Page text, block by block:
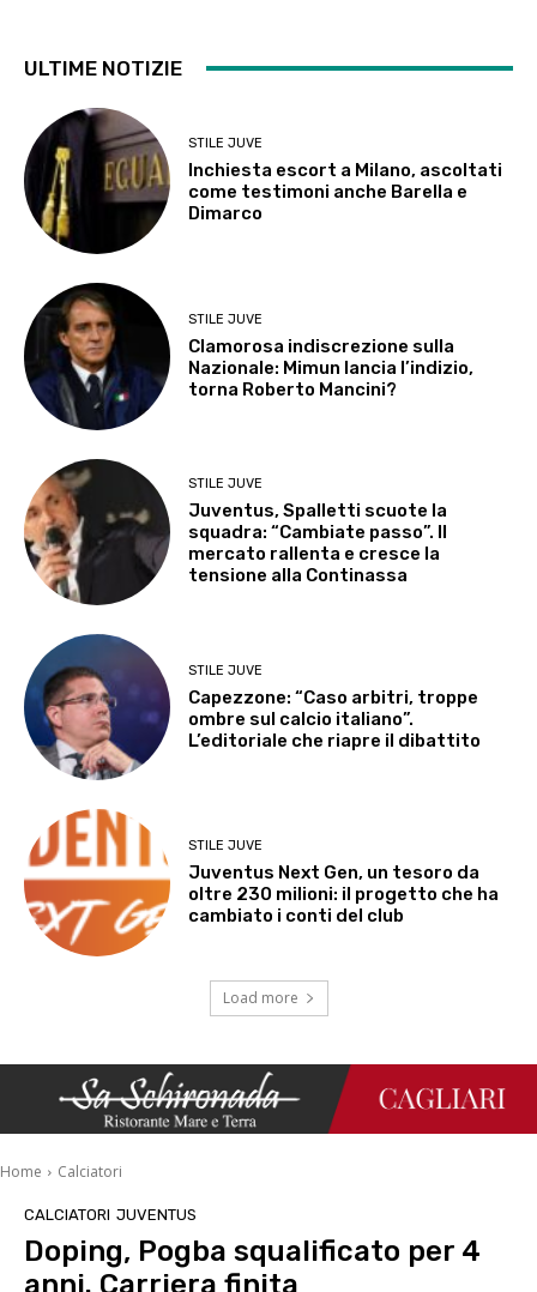
ULTIME NOTIZIE
STILE JUVE
Inchiesta escort a Milano, ascoltati
come testimoni anche Barella e
Dimarco
STILE JUVE
Clamorosa indiscrezione sulla
Nazionale: Mimun lancia l’indizio,
torna Roberto Mancini?
STILE JUVE
Juventus, Spalletti scuote la
squadra: “Cambiate passo”. Il
mercato rallenta e cresce la
tensione alla Continassa
STILE JUVE
Capezzone: “Caso arbitri, troppe
ombre sul calcio italiano”.
L’editoriale che riapre il dibattito
STILE JUVE
Juventus Next Gen, un tesoro da
oltre 230 milioni: il progetto che ha
cambiato i conti del club
Load more